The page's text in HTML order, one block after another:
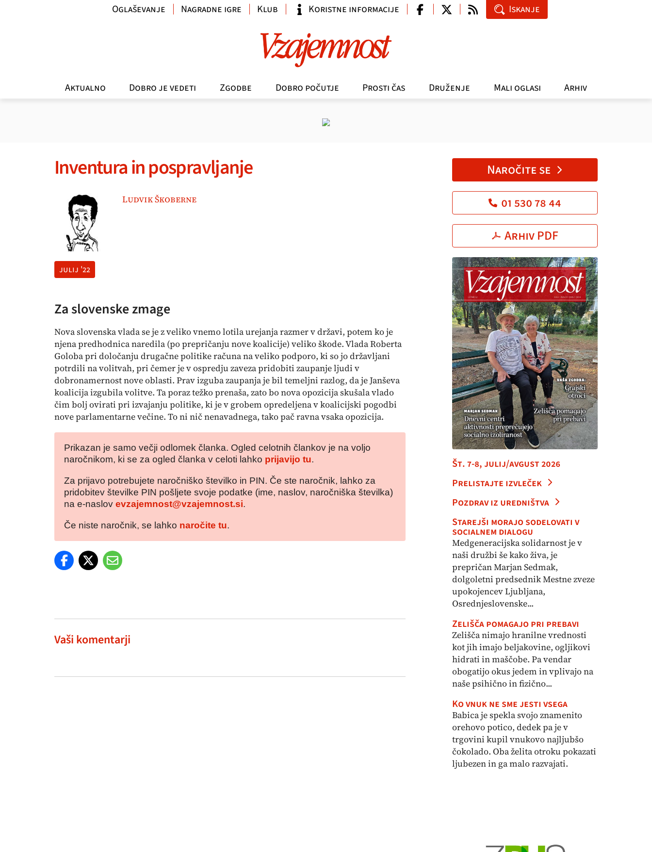
Aktualno Dobro je vedeti Zgodbe Dobro počutje Prosti čas Druženje Mali oglasi Arhiv
Oglaševanje Nagradne igre Klub Koristne informacije Iskanje
Inventura in pospravljanje
Ludvik Škoberne
julij '22
Za slovenske zmage
Nova slovenska vlada se je z veliko vnemo lotila urejanja razmer v državi, potem ko je
njena predhodnica naredila (po prepričanju nove koalicije) veliko škode. Vlada Roberta
Goloba pri določanju drugačne politike računa na veliko podporo, ki so jo državljani
potrdili na volitvah, pri čemer je v ospredju zaveza pridobiti zaupanje ljudi v
dobronamernost nove oblasti. Prav izguba zaupanja je bil temeljni razlog, da je Janševa
koalicija izgubila volitve. Ta poraz težko prenaša, zato bo nova opozicija skušala vlado
čim bolj ovirati pri izvajanju politike, ki je v grobem opredeljena v koalicijski pogodbi
nove parlamentarne večine. To ni nič nenavadnega, tako pač ravna vsaka opozicija.
Prikazan je samo večji odlomek članka. Ogled celotnih člankov je na voljo
naročnikom, ki se za ogled članka v celoti lahko prijavijo tu.
Za prijavo potrebujete naročniško številko in PIN. Če ste naročnik, lahko za
pridobitev številke PIN pošljete svoje podatke (ime, naslov, naročniška številka)
na e-naslov evzajemnost@vzajemnost.si.
Če niste naročnik, se lahko naročite tu.
Vaši komentarji
Naročite se
01 530 78 44
Arhiv PDF
Št. 7-8, julij/avgust 2026
Prelistajte izvleček
Pozdrav iz uredništva
Starejši morajo sodelovati v
socialnem dialogu
Medgeneracijska solidarnost je v
naši družbi še kako živa, je
prepričan Marjan Sedmak,
dolgoletni predsednik Mestne zveze
upokojencev Ljubljana,
Osrednjeslovenske...
Zelišča pomagajo pri prebavi
Zelišča nimajo hranilne vrednosti
kot jih imajo beljakovine, ogljikovi
hidrati in maščobe. Pa vendar
obogatijo okus jedem in vplivajo na
naše psihično in fizično...
Ko vnuk ne sme jesti vsega
Babica je spekla svojo znamenito
orehovo potico, dedek pa je v
trgovini kupil vnukovo najljubšo
čokolado. Oba želita otroku pokazati
ljubezen in ga malo razvajati.